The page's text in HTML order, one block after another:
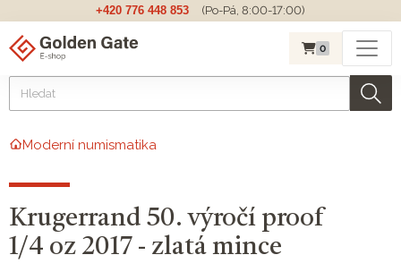
+420 776 448 853 (Po-Pá, 8:00-17:00)
0
Moderní numismatika
Krugerrand 50. výročí proof
1/4 oz 2017 - zlatá mince